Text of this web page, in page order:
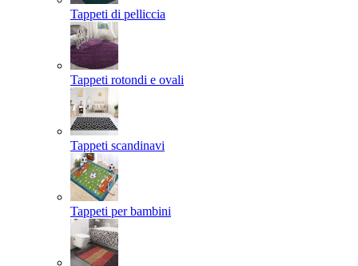
Tappeti di pelliccia
Tappeti rotondi e ovali
Tappeti scandinavi
Tappeti per bambini